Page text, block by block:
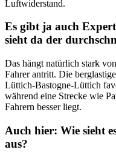
Luftwiderstand.
Es gibt ja auch
sieht da der
Das hängt natürlich stark
Fahrer antritt. Die
Lüttich-Bastogne-Lüttich
während eine Strecke wie
Fahrern besser liegt.
Auch hier: Wie sieht
aus?